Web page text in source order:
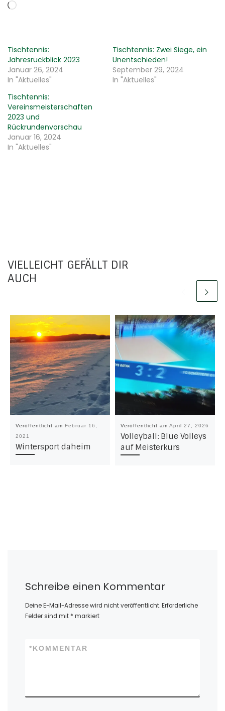
Wird geladen …
Tischtennis:
Jahresrückblick 2023
Januar 26, 2024
In "Aktuelles"
Tischtennis: Zwei Siege, ein
Unentschieden!
September 29, 2024
In "Aktuelles"
Tischtennis:
Vereinsmeisterschaften
2023 und
Rückrundenvorschau
Januar 16, 2024
In "Aktuelles"
VIELLEICHT GEFÄLLT DIR
AUCH
Veröffentlicht am Februar 16,
2021
Wintersport daheim
Veröffentlicht am April 27, 2026
Volleyball: Blue Volleys
auf Meisterkurs
Schreibe einen Kommentar
Deine E-Mail-Adresse wird nicht veröffentlicht.Erforderliche
Felder sind mit * markiert
KOMMENTAR
*